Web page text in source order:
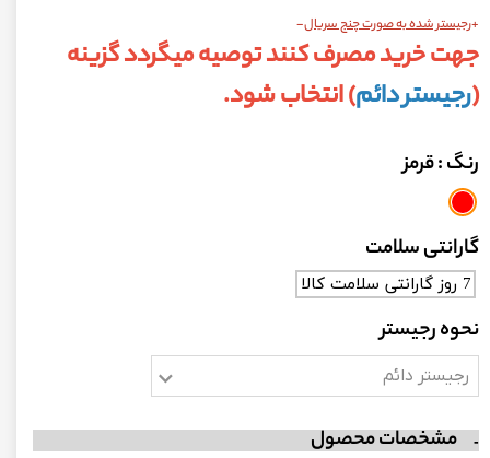
+رجیستر شده به صورت چنج سریال-
جهت خرید مصرف کنند توصیه میگردد گزینه
(رجیستر دائم) انتخاب شود.
رنگ: قرمز
گارانتی سلامت
7 روز گارانتی سلامت کالا
نحوه رجیستر
رجیستر دائم
مشخصات محصول